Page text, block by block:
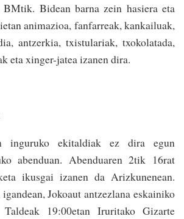
Bidean barna zein hasiera eta
animazioa, fanfarreak, kankailuak,
antzerkia, txistulariak, txokolatada,
eta xinger-jatea izanen dira.
inguruko ekitaldiak ez dira egun
abenduan. Abenduaren 2tik 16rat
ikusgai izanen da Arizkunenean.
Jokoaut antzezlana eskainiko
19:00etan Iruritako Gizarte